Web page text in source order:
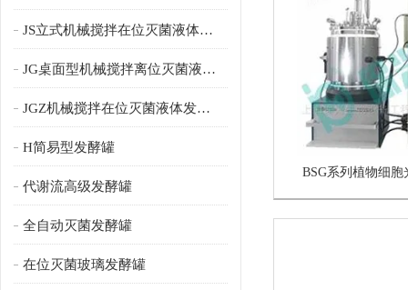
JS立式机械搅拌在位灭菌液体发酵罐
JG桌面型机械搅拌离位灭菌液体发酵罐
JGZ机械搅拌在位灭菌液体发酵罐
H简易型发酵罐
代谢流高级发酵罐
全自动灭菌发酵罐
在位灭菌玻璃发酵罐
BSG系列植物细